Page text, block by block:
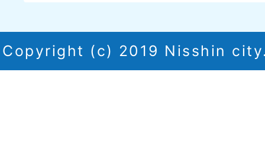
Copyright (c) 2019 Nisshin